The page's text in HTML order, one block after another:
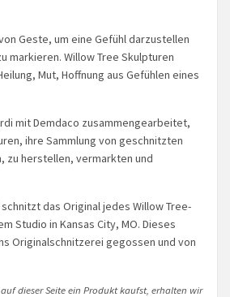
Geste, um eine Gefühl darzustellen
markieren. Willow Tree Skulpturen
Mut, Hoffnung aus Gefühlen eines
mit Demdaco zusammengearbeitet,
ihre Sammlung von geschnitzten
zu herstellen, vermarkten und
das Original jedes Willow Tree-
Studio in Kansas City, MO. Dieses
Originalschnitzerei gegossen und von
dieser Seite ein Produkt kaufst, erhalten wir